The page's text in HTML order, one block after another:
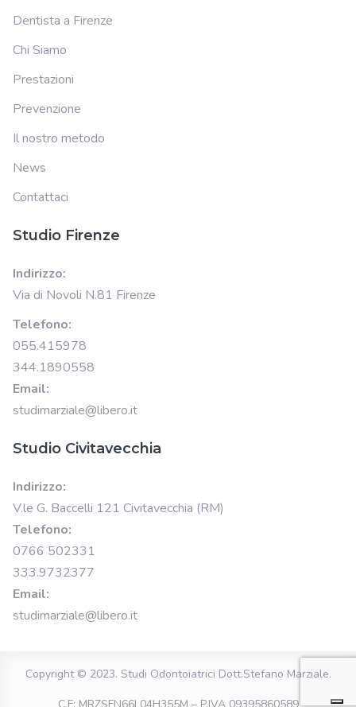
Dentista a Firenze
Chi Siamo
Prestazioni
Prevenzione
Il nostro metodo
News
Contattaci
Studio Firenze
Indirizzo:
Via di Novoli N.81 Firenze
Telefono:
055.415978
344.1890558
Email:
studimarziale@libero.it
Studio Civitavecchia
Indirizzo:
V.le G. Baccelli 121 Civitavecchia (RM)
Telefono:
0766 502331
333.9732377
Email:
studimarziale@libero.it
Copyright © 2023. Studi Odontoiatrici Dott.Stefano Marziale.